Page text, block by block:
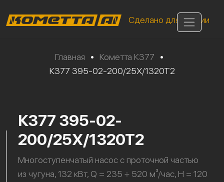
Сделано для России
Главная • Кометта К377
•
К377 395-02-200/25Х/1320Т2
К377 395-02-
200/25Х/1320Т2
Многоступенчатый насос с проточной частью
из чугуна, 132 кВт, Q = 235 ÷ 520 м³/час, H = 120